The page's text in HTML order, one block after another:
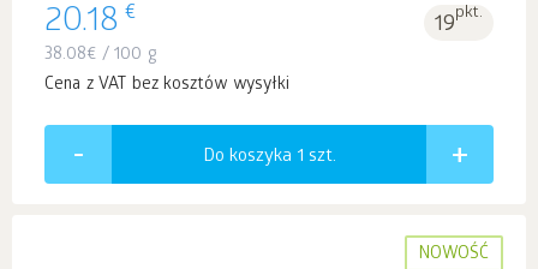
20.18 € 19pkt.
38.08€ / 100 g
Cena z VAT bez kosztów wysyłki
Do koszyka 1 szt.
NOWOŚĆ